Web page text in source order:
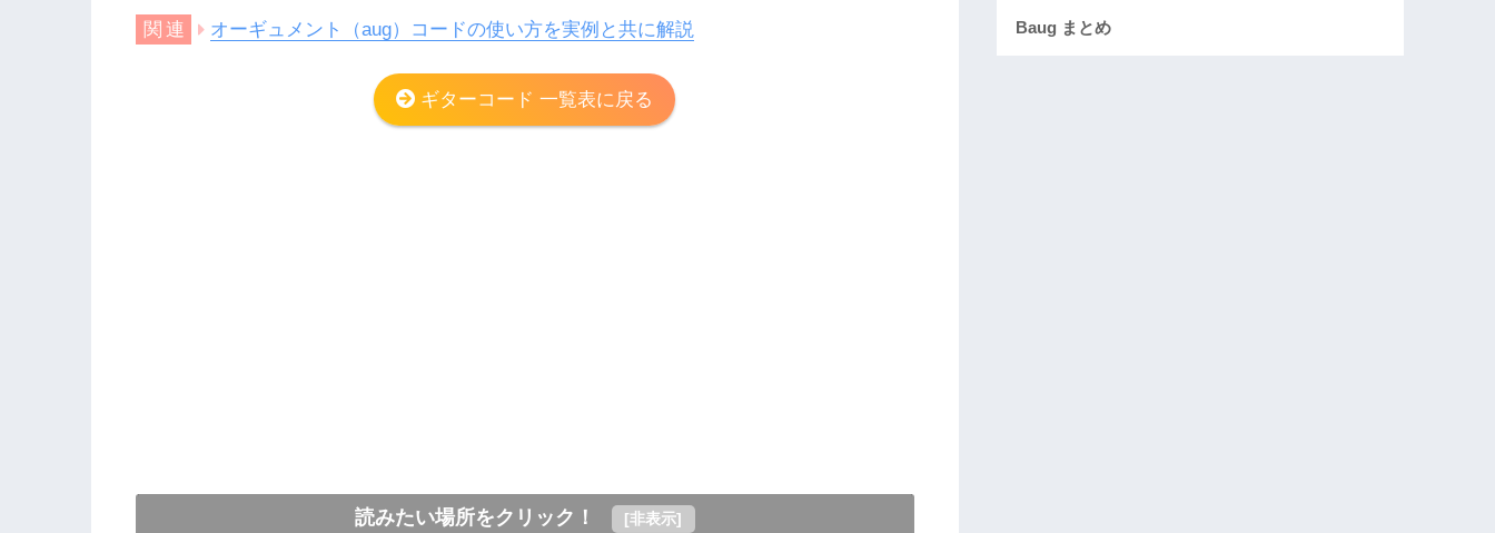
オーギュメント（aug）コードの使い方を実例と共に解説
ギターコード 一覧表に戻る
読みたい場所をクリック！ [非表示]
Baug まとめ